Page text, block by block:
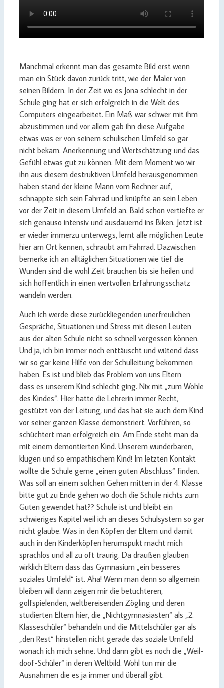
Manchmal erkennt man das gesamte Bild erst wenn
man ein Stück davon zurück tritt, wie der Maler von
seinen Bildern. In der Zeit wo es Jona schlecht in der
Schule ging hat er sich erfolgreich in die Welt des
Computers eingearbeitet. Ein Maß war schwer mit ihm
abzustimmen und vor allem gab ihn diese Aufgabe
etwas was er von seinem schulischen Umfeld so gar
nicht bekam. Anerkennung und Wertschätzung und das
Gefühl etwas gut zu können. Mit dem Moment wo wir
ihn aus diesem destruktiven Umfeld herausgenommen
haben stand der kleine Mann vom Rechner auf,
schnappte sich sein Fahrrad und knüpfte an sein Leben
vor der Zeit in diesem Umfeld an. Bald schon vertiefte er
sich genauso intensiv und ausdauernd ins Biken. Jetzt ist
er wieder immerzu unterwegs, lernt alle möglichen Leute
hier am Ort kennen, schraubt am Fahrrad. Dazwischen
bemerke ich an alltäglichen Situationen wie tief die
Wunden sind die wohl Zeit brauchen bis sie heilen und
sich hoffentlich in einen wertvollen Erfahrungsschatz
wandeln werden.
Auch ich werde diese zurückliegenden unerfreulichen
Gespräche, Situationen und Stress mit diesen Leuten
aus der alten Schule nicht so schnell vergessen können.
Und ja, ich bin immer noch enttäuscht und wütend dass
wir so gar keine Hilfe von der Schulleitung bekommen
haben. Es ist und blieb das Problem von uns Eltern
dass es unserem Kind schlecht ging. Nix mit „zum Wohle
des Kindes“. Hier hatte die Lehrerin immer Recht,
gestützt von der Leitung, und das hat sie auch dem Kind
vor seiner ganzen Klasse demonstriert. Vorführen, so
schüchtert man erfolgreich ein. Am Ende steht man da
mit einem demontierten Kind. Unserem wunderbaren,
klugen und so empathischem Kind! Im letzten Kontakt
wollte die Schule gerne „einen guten Abschluss“ finden.
Was soll an einem solchen Gehen mitten in der 4. Klasse
bitte gut zu Ende gehen wo doch die Schule nichts zum
Guten gewendet hat?? Schule ist und bleibt ein
schwieriges Kapitel weil ich an dieses Schulsystem so gar
nicht glaube. Was in den Köpfen der Eltern und damit
auch in den Kinderköpfen herumspukt macht mich
sprachlos und all zu oft traurig. Da draußen glauben
wirklich Eltern dass das Gymnasium „ein besseres
soziales Umfeld“ ist. Aha! Wenn man denn so allgemein
bleiben will dann zeigen mir die betuchteren,
golfspielenden, weltbereisenden Zögling und deren
studierten Eltern hier, die „Nichtgymnasiasten“ als „2.
Klasseschüler“ behandeln und die Mittelschüler gar als
„den Rest“ hinstellen nicht gerade das soziale Umfeld
wonach ich mich sehne. Und dann gibt es noch die „Weil-
doof-Schüler“ in deren Weltbild. Wohl tun mir die
Ausnahmen die es ja immer und überall gibt.